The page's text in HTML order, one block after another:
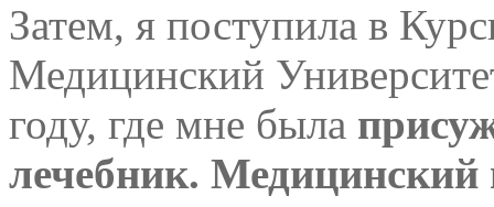
Затем, я поступила в
Медицинский
году, где мне была
лечебник. Медицинский